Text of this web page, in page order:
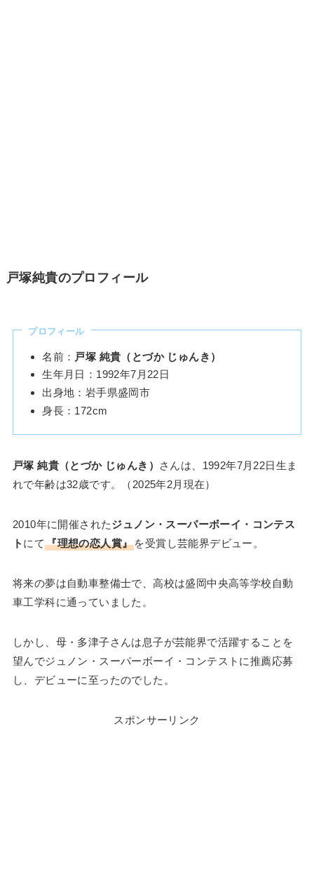
戸塚純貴のプロフィール
プロフィール
名前： 戸塚 純貴（とづか じゅんき）
生年月日：1992年7月22日
出身地：岩手県盛岡市
身長：172cm
戸塚 純貴（とづか じゅんき）
さんは、1992年7月22日生ま
れで年齢は32歳です。（2025年2月現在）
2010年に開催されたジュノン・スーパーボーイ・コンテス
ト にて『理想の恋人賞』 を受賞し芸能界デビュー。
将来の夢は自動車整備士で、高校は盛岡中央高等学校自動
車工学科に通っていました。
しかし、母・多津子さんは息子が芸能界で活躍することを
望んでジュノン・スーパーボーイ・コンテストに推薦応募
し、デビューに至ったのでした。
スポンサーリンク